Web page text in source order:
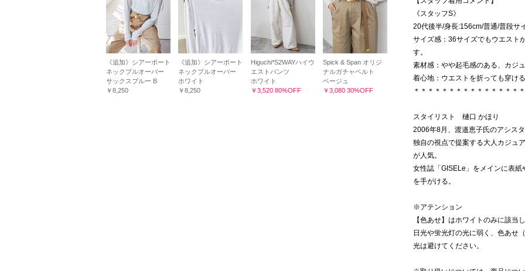
《追加》シアーボート
ネックプルオーバー
サックスブルー B
￥8,250
《追加》シアーボート
ネックプルオーバー
ホワイト
￥8,250
Higuchi*S2WAYハイウ
エストパンツ
ホワイト
￥3,520 80%OFF
Spick & Span オリジ
ナルガチャベルト
ベージュ
￥3,080 30%OFF
《スタッフS》
20代後半/身長:156cm/普通/普段サ
サイズ感：36サイズでもウエスト
す。
素材感：やや起毛感のある、カジ
着心地：ウエストを折っても穿け
＊＊＊＊＊＊＊＊＊＊＊＊＊＊＊
スタイリスト 樋口 かほり
2006年8月、渡邉恵子氏のアシス
独自の視点で提案する大人カジュ
が人気。
女性誌「GISELe」をメインに表
を手がける。
※アテンション
【色あせ】はホワイトのみに該当
日光や蛍光灯の光に弱く、色あせ
光は避けてください。